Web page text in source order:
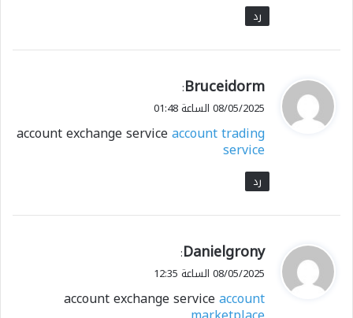
رد
ي
ق
ل
Bruceidorm
:
08/05/2025 الساعة 01:48
account exchange serviceaccount trading
service
رد
ي
ق
ل
Danielgrony
:
08/05/2025 الساعة 12:35
account exchange serviceaccount